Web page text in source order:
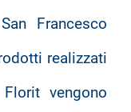
Francesco
realizzati
vengono